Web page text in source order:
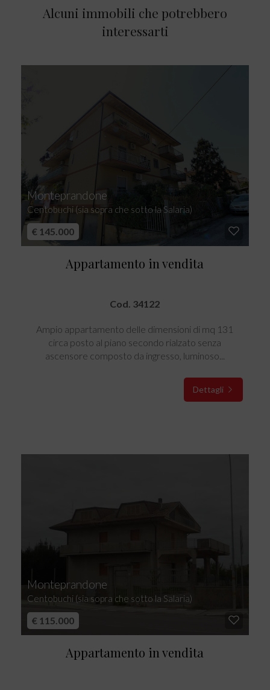
Alcuni immobili che potrebbero
interessarti
Monteprandone
Centobuchi (sia sopra che sotto la Salaria)
€ 145.000
Appartamento in vendita
Cod. 34122
Ampio appartamento delle dimensioni di mq 131
circa posto al piano secondo rialzato senza
ascensore composto da ingresso, luminoso...
Dettagli
Monteprandone
Centobuchi (sia sopra che sotto la Salaria)
€ 115.000
Appartamento in vendita